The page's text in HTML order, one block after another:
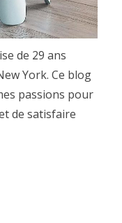
de 29 ans
York. Ce blog
passions pour
de satisfaire